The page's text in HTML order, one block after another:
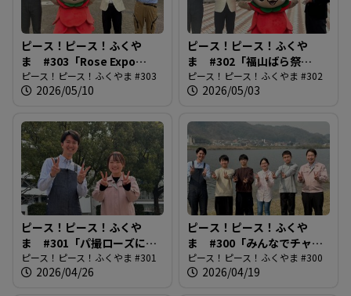
ピース！ピース！ふくや
ま #303「Rose Expo
FUKUYAMA2026」
ピース！ピース！ふくやま #303
2026/05/10
ピース！ピース！ふくや
ま #302「福山ばら祭
2026」
ピース！ピース！ふくやま #302
2026/05/03
ピース！ピース！ふくや
ま #301「パ撮ローズに街
路樹追加！」
ピース！ピース！ふくやま #301
2026/04/26
ピース！ピース！ふくや
ま #300「みんなでチャレ
ンジ！福山夢・未来開花プ
ロジェクト」
ピース！ピース！ふくやま #300
2026/04/19